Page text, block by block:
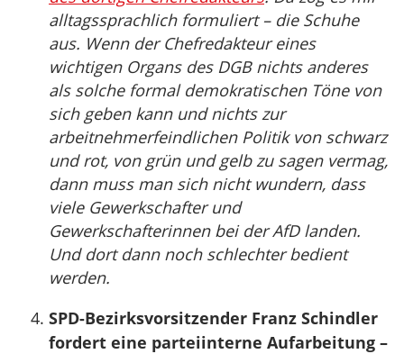
alltagssprachlich formuliert – die Schuhe
aus. Wenn der Chefredakteur eines
wichtigen Organs des DGB nichts anderes
als solche formal demokratischen Töne von
sich geben kann und nichts zur
arbeitnehmerfeindlichen Politik von schwarz
und rot, von grün und gelb zu sagen vermag,
dann muss man sich nicht wundern, dass
viele Gewerkschafter und
Gewerkschafterinnen bei der AfD landen.
Und dort dann noch schlechter bedient
werden.
SPD-Bezirksvorsitzender Franz Schindler
fordert eine parteiinterne Aufarbeitung –